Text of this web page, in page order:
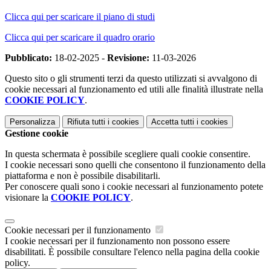
Clicca qui per scaricare il piano di studi
Clicca qui per scaricare il quadro orario
Pubblicato: 18-02-2025 - Revisione: 11-03-2026
Questo sito o gli strumenti terzi da questo utilizzati si avvalgono di
cookie necessari al funzionamento ed utili alle finalità illustrate nella
COOKIE POLICY.
Personalizza Rifiuta tutti i cookies Accetta tutti i cookies
Gestione cookie
In questa schermata è possibile scegliere quali cookie consentire.
I cookie necessari sono quelli che consentono il funzionamento della
piattaforma e non è possibile disabilitarli.
Per conoscere quali sono i cookie necessari al funzionamento potete
visionare la COOKIE POLICY.
Cookie necessari per il funzionamento
I cookie necessari per il funzionamento non possono essere
disabilitati. È possibile consultare l'elenco nella pagina della cookie
policy.